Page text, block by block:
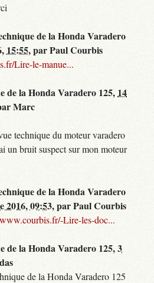
de la Honda Varadero
15:55,parPaul Courbis
Lire-le-manue...
de la Honda Varadero 125, 14
Marc
technique du moteur varadero
un bruit suspect sur mon moteur
de la Honda Varadero
2016, 09:53,parPaul Courbis
Lire-les-doc...
de la Honda Varadero 125,3
de la Honda Varadero 125